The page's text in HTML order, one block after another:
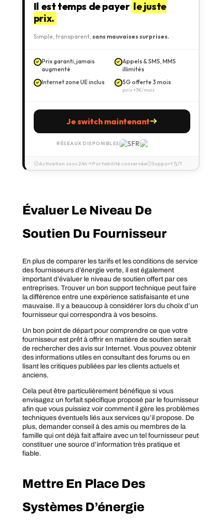
Il est temps de payer le juste
prix.
Simple, transparent, sans mauvaises surprises.
Prix garanti, jamais
augmenté
Appels & SMS, MMS
illimités
Internet zone UE inclus
5G offerte 3 mois
puis +3€/mois
Je switch maintenant
RÉSEAUX DISPONIBLES
Activation sous 24h Portabilité conservée Support 7j/7
Évaluer Le Niveau De
Soutien Du Fournisseur
En plus de comparer les tarifs et les conditions de service
des fournisseurs d’énergie verte, il est également
important d’évaluer le niveau de soutien offert par ces
entreprises. Trouver un bon support technique peut faire
la différence entre une expérience satisfaisante et une
mauvaise. Il y a beaucoup à considérer lors du choix d’un
fournisseur qui correspondra à vos besoins.
Un bon point de départ pour comprendre ce que votre
fournisseur est prêt à offrir en matière de soutien serait
de rechercher des avis sur Internet. Vous pouvez obtenir
des informations utiles en consultant des forums ou en
lisant les critiques publiées par les clients actuels et
anciens.
Cela peut être particulièrement bénéfique si vous
envisagez un forfait spécifique proposé par le fournisseur
afin que vous puissiez voir comment il gère les problèmes
techniques éventuels liés aux services qu’il propose. De
plus, demander conseil à des amis ou membres de la
famille qui ont déjà fait affaire avec un tel fournisseur peut
constituer une source d’information très pratique et
fiable.
Mettre En Place Des
Systèmes D’énergie